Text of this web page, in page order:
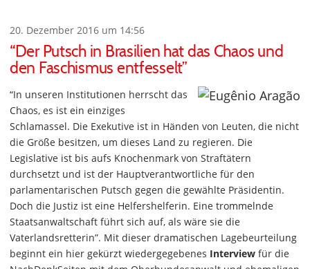
20. Dezember 2016 um 14:56
“Der Putsch in Brasilien hat das Chaos und
den Faschismus entfesselt”
“In unseren Institutionen herrscht das
Chaos, es ist ein einziges
Schlamassel. Die Exekutive ist in Händen von Leuten, die nicht
die Größe besitzen, um dieses Land zu regieren. Die
Legislative ist bis aufs Knochenmark von Straftätern
durchsetzt und ist der Hauptverantwortliche für den
parlamentarischen Putsch gegen die gewählte Präsidentin.
Doch die Justiz ist eine Helfershelferin. Eine trommelnde
Staatsanwaltschaft führt sich auf, als wäre sie die
Vaterlandsretterin”. Mit dieser dramatischen Lagebeurteilung
beginnt ein hier gekürzt wiedergegebenes Interview für die